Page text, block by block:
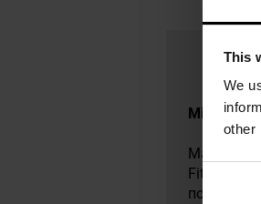
This
We
other
Magpul